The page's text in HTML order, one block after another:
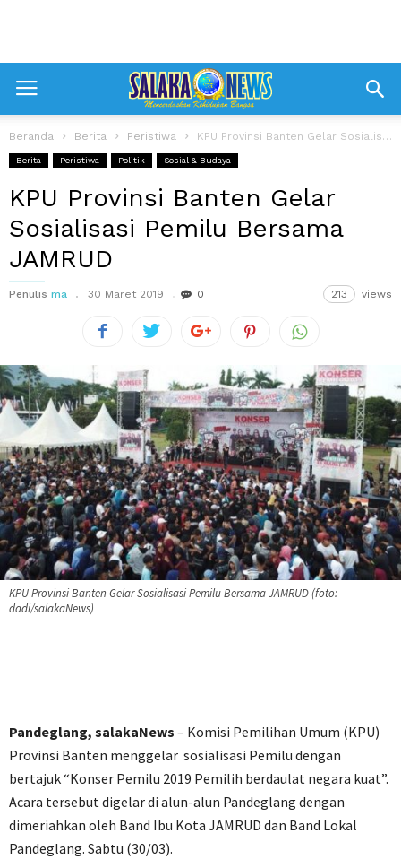
Beranda Berita Peristiwa KPU Provinsi Banten Gelar Sosialisasi Pemilu Bersama JAMRUD
Berita Peristiwa Politik Sosial & Budaya
KPU Provinsi Banten Gelar
Sosialisasi Pemilu Bersama
JAMRUD
Penulis ma 30 Maret 2019 0 213 views
KPU Provinsi Banten Gelar Sosialisasi Pemilu Bersama JAMRUD (foto:
dadi/salakaNews)
Pandeglang, salakaNews – Komisi Pemilihan Umum (KPU)
Provinsi Banten menggelar sosialisasi Pemilu dengan
bertajuk “Konser Pemilu 2019 Pemilih berdaulat negara kuat”.
Acara tersebut digelar di alun-alun Pandeglang dengan
dimeriahkan oleh Band Ibu Kota JAMRUD dan Band Lokal
Pandeglang. Sabtu (30/03).